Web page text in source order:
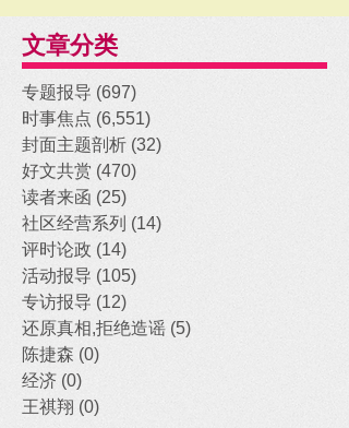
文章分类
专题报导 (697)
时事焦点 (6,551)
封面主题剖析 (32)
好文共赏 (470)
读者来函 (25)
社区经营系列 (14)
评时论政 (14)
活动报导 (105)
专访报导 (12)
还原真相,拒绝造谣 (5)
陈捷森 (0)
经济 (0)
王祺翔 (0)